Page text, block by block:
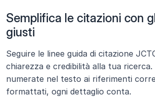
Semplifica le citazioni con
giusti
Seguire le linee guida di citazione
chiarezza e credibilità alla tua ricerca.
numerate nel testo ai riferimenti
formattati, ogni dettaglio conta.